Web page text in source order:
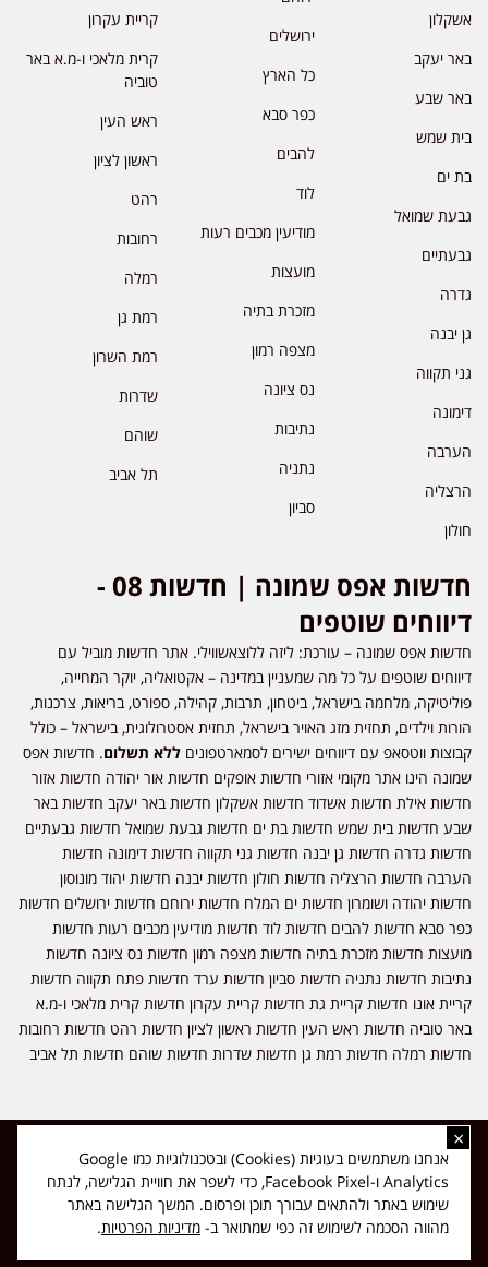
אשקלון
באר יעקב
באר שבע
בית שמש
בת ים
גבעת שמואל
גבעתיים
גדרה
גן יבנה
גני תקווה
דימונה
הערבה
הרצליה
חולון
ירושלים
כל הארץ
כפר סבא
להבים
לוד
מודיעין מכבים רעות
מועצות
מזכרת בתיה
מצפה רמון
נס ציונה
נתיבות
נתניה
סביון
קריית עקרון
קרית מלאכי ו-מ.א באר
טוביה
ראש העין
ראשון לציון
רהט
רחובות
רמלה
רמת גן
רמת השרון
שדרות
שוהם
תל אביב
חדשות אפס שמונה | חדשות 08 -
דיווחים שוטפים
חדשות אפס שמונה – עורכת: ליזה ללוצאשווילי. אתר חדשות מוביל עם
דיווחים שוטפים על כל מה שמעניין במדינה – אקטואליה, יוקר המחייה,
פוליטיקה, מלחמה בישראל, ביטחון, תרבות, קהילה, ספורט, בריאות, צרכנות,
הורות וילדים, תחזית מזג האויר בישראל, תחזית אסטרולוגית, בישראל – כולל
קבוצות ווטסאפ עם דיווחים ישירים לסמארטפונים ללא תשלום. חדשות אפס
שמונה הינו אתר מקומי אזורי חדשות אופקים חדשות אור יהודה חדשות אזור
חדשות אילת חדשות אשדוד חדשות אשקלון חדשות באר יעקב חדשות באר
שבע חדשות בית שמש חדשות בת ים חדשות גבעת שמואל חדשות גבעתיים
חדשות גדרה חדשות גן יבנה חדשות גני תקווה חדשות דימונה חדשות
הערבה חדשות הרצליה חדשות חולון חדשות יבנה חדשות יהוד מונוסון
חדשות יהודה ושומרון חדשות ים המלח חדשות ירוחם חדשות ירושלים חדשות
כפר סבא חדשות להבים חדשות לוד חדשות מודיעין מכבים רעות חדשות
מועצות חדשות מזכרת בתיה חדשות מצפה רמון חדשות נס ציונה חדשות
נתיבות חדשות נתניה חדשות סביון חדשות ערד חדשות פתח תקווה חדשות
קריית אונו חדשות קריית גת חדשות קריית עקרון חדשות קרית מלאכי ו-מ.א
באר טוביה חדשות ראש העין חדשות ראשון לציון חדשות רהט חדשות רחובות
חדשות רמלה חדשות רמת גן חדשות שדרות חדשות שוהם חדשות תל אביב
כל הזכויות שמורות ל-ליזה ללוצאשווילי - חדשות אפס שמונה - דיווחים בזמן
אמת, נוסד בשנת 2019 | טל' לפרסומים 054-9759222 מייל מערכת
news08.net@gmail.com
Made with ❤ byDIGITA
×
אנחנו משתמשים בעוגיות (Cookies) ובטכנולוגיות כמו Google
Analytics ו-Facebook Pixel, כדי לשפר את חוויית הגלישה, לנתח
שימוש באתר ולהתאים עבורך תוכן ופרסום. המשך הגלישה באתר
מהווה הסכמה לשימוש זה כפי שמתואר ב- מדיניות הפרטיות.